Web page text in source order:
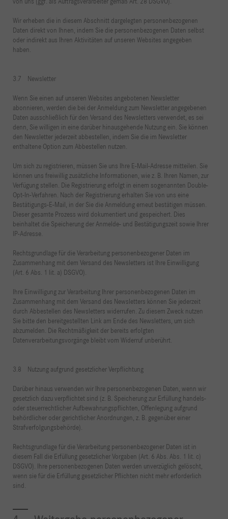
von uns (ggf. als Auftragsverarbeiter gemäß Art. 28 DSGVO).
Wir erheben die in diesem Abschnitt dargelegten personenbezogenen
Daten direkt von Ihnen, indem Sie die personenbezogenen Daten selbst
oder indirekt aus Ihren Aktivitäten auf unseren Websites angegeben
haben.
3.7 Newsletter
Wenn Sie einen auf unseren Websites angebotenen Newsletter
abonnieren, werden die bei der Anmeldung zum Newsletter angegebenen
Daten ausschließlich für den Versand des Newsletters verwendet, es sei
denn, Sie willigen in eine darüber hinausgehende Nutzung ein. Sie können
den Newsletter jederzeit abbestellen, indem Sie die im Newsletter
enthaltene Option zum Abbestellen nutzen.
Um sich zu registrieren, müssen Sie uns Ihre E-Mail-Adresse mitteilen. Sie
können uns freiwillig zusätzliche Informationen, wie z. B. Ihren Namen, zur
Verfügung stellen. Die Registrierung erfolgt in einem sogenannten Double-
Opt-In-Verfahren. Nach der Registrierung erhalten Sie von uns eine
Bestätigungs-E-Mail, in der Sie die Anmeldung erneut bestätigen müssen.
Dieser gesamte Prozess wird dokumentiert und gespeichert. Dies
beinhaltet die Speicherung der Anmelde- und Bestätigungszeit sowie Ihrer
IP-Adresse.
Rechtsgrundlage für die Verarbeitung personenbezogener Daten im
Zusammenhang mit dem Versand des Newsletters ist Ihre Einwilligung
(Art. 6 Abs. 1 lit. a) DSGVO).
Ihre Einwilligung zur Verarbeitung Ihrer personenbezogenen Daten im
Zusammenhang mit dem Versand des Newsletters können Sie jederzeit
durch Abbestellen des Newsletters widerrufen. Zu diesem Zweck nutzen
Sie bitte den bereitgestellten Link am Ende des Newsletters, um sich
abzumelden. Die Rechtmäßigkeit der bereits erfolgten
Datenverarbeitungsvorgänge bleibt vom Widerruf unberührt.
3.8 Nutzung aufgrund gesetzlicher Verpflichtung
Darüber hinaus verwenden wir Ihre personenbezogenen Daten, wenn wir
gesetzlich dazu verpflichtet sind (z. B. Speicherung zur Erfüllung handels-
oder steuerrechtlicher Aufbewahrungspflichten, Offenlegung aufgrund
behördlicher oder gerichtlicher Anordnungen, z. B. gegenüber einer
Strafverfolgungsbehörde).
Rechtsgrundlage für die Verarbeitung personenbezogener Daten ist in
diesem Fall die Erfüllung gesetzlicher Vorgaben (Art. 6 Abs. Abs. 1 lit. c)
DSGVO). Ihre personenbezogenen Daten werden unverzüglich gelöscht,
wenn sie für die Erfüllung gesetzlicher Pflichten nicht mehr erforderlich
sind.